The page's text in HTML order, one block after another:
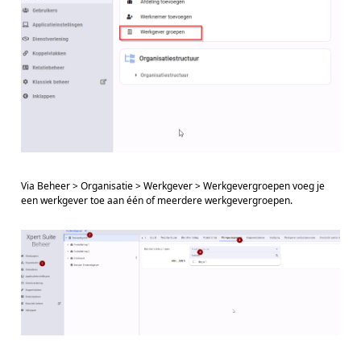
Via Beheer > Organisatie > Werkgever > Werkgevergroepen voeg je
een werkgever toe aan één of meerdere werkgevergroepen.